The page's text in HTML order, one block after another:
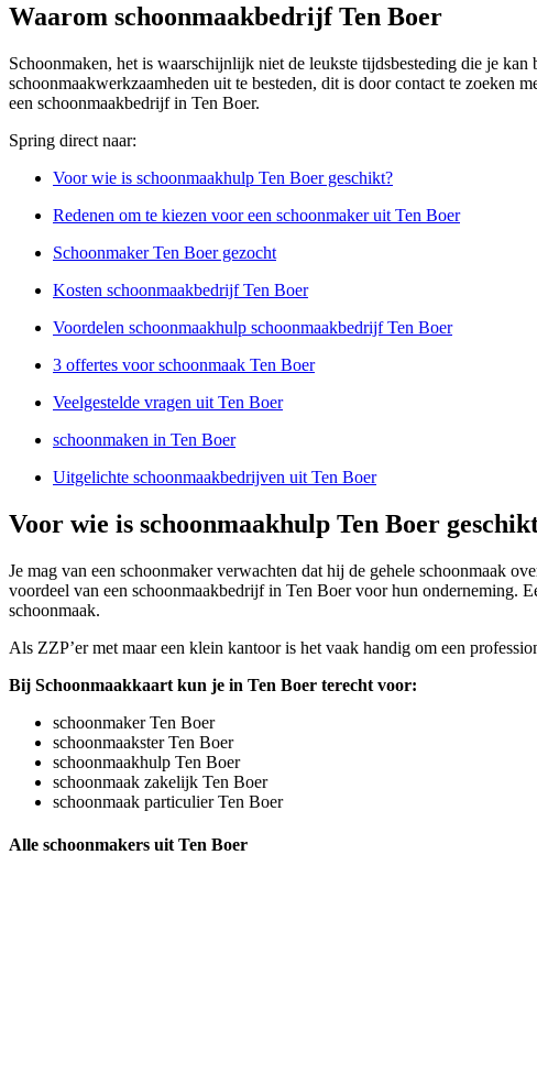
Waarom schoonmaakbedrijf Ten Boer
Schoonmaken, het is waarschijnlijk niet de leukste tijdsbesteding die je
schoonmaakwerkzaamheden uit te besteden, dit is door contact te zoeken
een schoonmaakbedrijf in Ten Boer.
Spring direct naar:
Voor wie is schoonmaakhulp Ten Boer geschikt?
Redenen om te kiezen voor een schoonmaker uit Ten Boer
Schoonmaker Ten Boer gezocht
Kosten schoonmaakbedrijf Ten Boer
Voordelen schoonmaakhulp schoonmaakbedrijf Ten Boer
3 offertes voor schoonmaak Ten Boer
Veelgestelde vragen uit Ten Boer
schoonmaken in Ten Boer
Uitgelichte schoonmaakbedrijven uit Ten Boer
Voor wie is schoonmaakhulp Ten Boer
Je mag van een schoonmaker verwachten dat hij de gehele schoonmaak
voordeel van een schoonmaakbedrijf in Ten Boer voor hun onderneming.
schoonmaak.
Als ZZP’er met maar een klein kantoor is het vaak handig om een
Bij Schoonmaakkaart kun je in Ten Boer terecht voor:
schoonmaker Ten Boer
schoonmaakster Ten Boer
schoonmaakhulp Ten Boer
schoonmaak zakelijk Ten Boer
schoonmaak particulier Ten Boer
Alle schoonmakers uit Ten Boer